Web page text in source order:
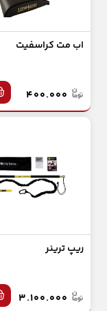
اب مت کراسفیت
ریپ ترینر